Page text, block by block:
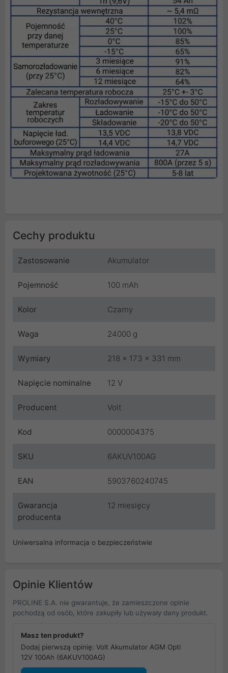
Cechy produktu
Zastosowanie Akumulator
Pojemność 100 mAh
Kolor Czarny
Waga 24000 g
Wymiary 218 x 173 x 331 mm
Napięcie nominalne 12 V
Producent Volt
Kod 0000004375
SKU 6AKUV100AG
EAN 5903760240745
Gwarancja
producenta
12 miesięcy
Uniwersalna informacja o bezpieczeństwie
Opinie Klientów
PROLINE S.A. nie gwarantuje, że zamieszczone opinie
pochodzą od osób, które zakupiły lub używały dany produkt.
Masz ten produkt?
Dodaj pierwszą opinię: Volt Akumulator AGM Opti
12V 100Ah (6AKUV100AG)